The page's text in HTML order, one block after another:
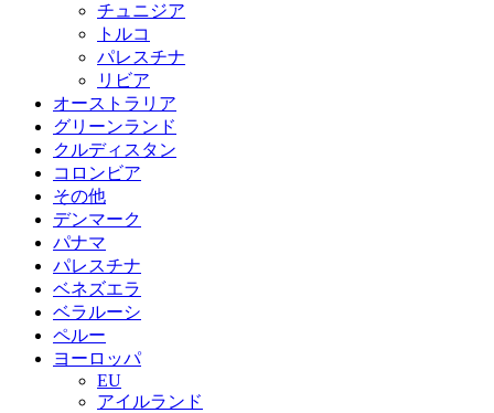
チュニジア
トルコ
パレスチナ
リビア
オーストラリア
グリーンランド
クルディスタン
コロンビア
その他
デンマーク
パナマ
パレスチナ
ベネズエラ
ベラルーシ
ペルー
ヨーロッパ
EU
アイルランド